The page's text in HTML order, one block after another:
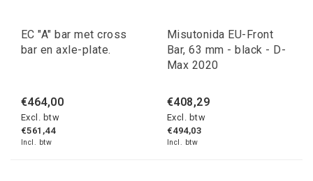
EC "A" bar met cross
bar en axle-plate.
€464,00
Excl. btw
€561,44
Incl. btw
Misutonida EU-Front
Bar, 63 mm - black - D-
Max 2020
€408,29
Excl. btw
€494,03
Incl. btw